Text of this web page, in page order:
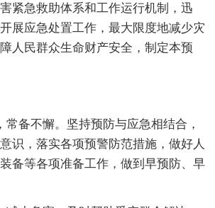
紧急救助体系和工作运行机制，迅
展应急处置工作，最大限度地减少灾
人民群众生命财产安全，制定本预
常备不懈。坚持预防与应急相结合，
识，落实各项预警防范措施，做好人
备等各项准备工作，做到早预防、早